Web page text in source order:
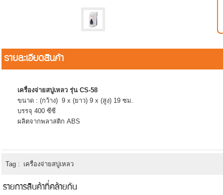
รายละเอียดสินค้า
เครื่องจ่ายสบู่เหลว รุ่น CS-58
ขนาด : (กว้าง) 9 x (ยาว) 9 x (สูง) 19 ซม.
บรรจุ 400 ซีซี
ผลิตจากพลาสติก ABS
Tag : เครื่องจ่ายสบู่เหลว
รายการสินค้าที่คล้ายกัน